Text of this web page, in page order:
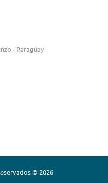
- Paraguay
© 2026